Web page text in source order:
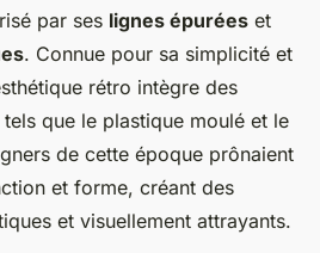
par ses lignes épurées et
. Connue pour sa simplicité et
rétro intègre des
que le plastique moulé et le
de cette époque prônaient
et forme, créant des
et visuellement attrayants.